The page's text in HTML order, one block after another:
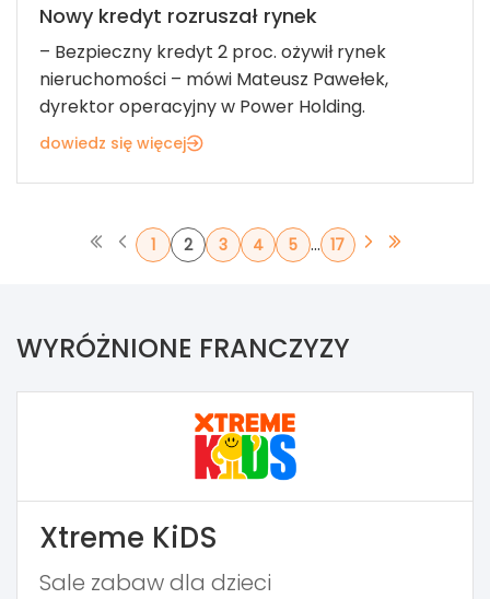
Nowy kredyt rozruszał rynek
– Bezpieczny kredyt 2 proc. ożywił rynek
nieruchomości – mówi Mateusz Pawełek,
dyrektor operacyjny w Power Holding.
dowiedz się więcej
1 2 3 4 5 ... 17
WYRÓŻNIONE FRANCZYZY
Xtreme KiDS
Sale zabaw dla dzieci